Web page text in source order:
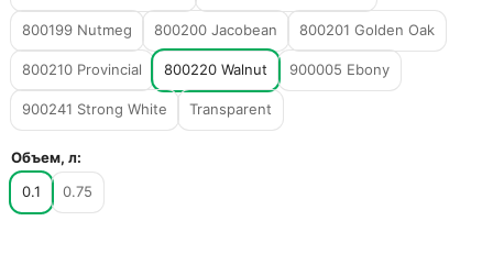
800199 Nutmeg 800200 Jacobean 800201 Golden Oak
800210 Provincial 800220 Walnut 900005 Ebony
900241 Strong White Transparent
Объем, л:
0.1
0.75